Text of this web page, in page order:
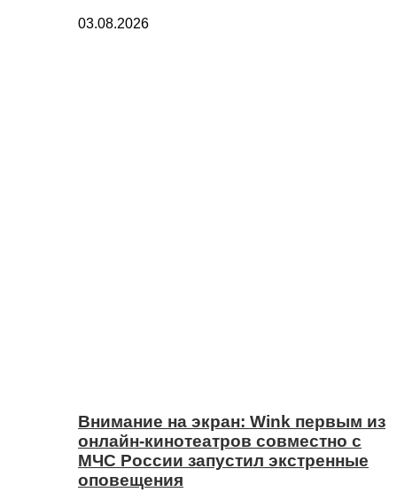
03.08.2026
Внимание на экран: Wink первым из
онлайн-кинотеатров совместно с
МЧС России запустил экстренные
оповещения